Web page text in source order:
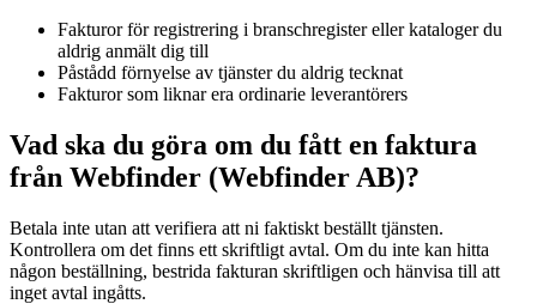
Fakturor för registrering i branschregister eller kataloger du
aldrig anmält dig till
Påstådd förnyelse av tjänster du aldrig tecknat
Fakturor som liknar era ordinarie leverantörers
Vad ska du göra om du fått en faktura
från Webfinder (Webfinder AB)?
Betala inte utan att verifiera att ni faktiskt beställt tjänsten.
Kontrollera om det finns ett skriftligt avtal. Om du inte kan hitta
någon beställning, bestrida fakturan skriftligen och hänvisa till att
inget avtal ingåtts.